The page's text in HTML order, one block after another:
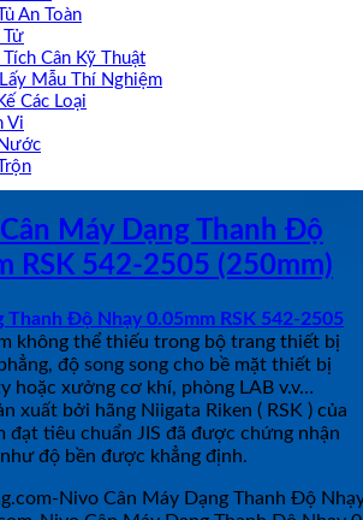
An Toàn
Tích Cân Kỹ Thuật
Mẫu Thí Nghiệm
Các Loại
Vi
Máy Dạng Thanh Độ
RSK 542-2505 (250mm)
Thanh Độ Nhạy 0.05mm RSK 542-2505
không thể thiếu trong bộ trang thiết bị
độ song song cho bề mặt thiết bị
hoặc xưởng cơ khí, phòng LAB v.v…
xuất bởi hãng Niigata Riken ( RSK ) của
đạt tiêu chuẩn JIS đã được chứng nhận
độ bền được khẳng định.